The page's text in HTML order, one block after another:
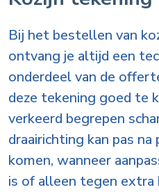
Bij het bestellen van
ontvang je altijd een
onderdeel van de
deze tekening goed te
verkeerd begrepen
draairichting kan pas
komen, wanneer
is of alleen tegen extra